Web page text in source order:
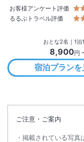
お客様アンケート評価
るるぶトラベル評価
おとな2名 ｜ 1泊1
8,900円
宿泊プランを
ご注意・ご案内
掲載されている写真